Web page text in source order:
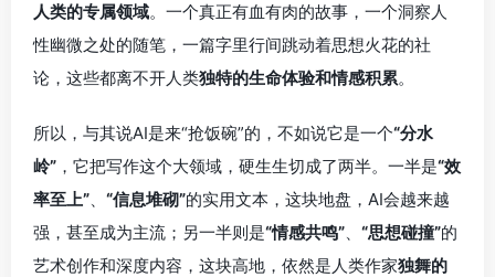
人类的专属领域。一个真正有血有肉的故事，一个洞察人
性幽微之处的随笔，一篇字里行间跳动着思想火花的社
论，这些都离不开人类独特的生命体验和情感积累。
所以，与其说AI是来“抢饭碗”的，不如说它是一个“分水
岭” ，它把写作这个大领域，硬生生切成了两半。一半是“效
率至上”、 “信息堆砌”的实用文本，这块地盘，AI会越来越
强，甚至成为主流；另一半则是“情感共鸣”、 “思想碰撞”的
艺术创作和深度内容，这块高地，依然是人类作家独舞的